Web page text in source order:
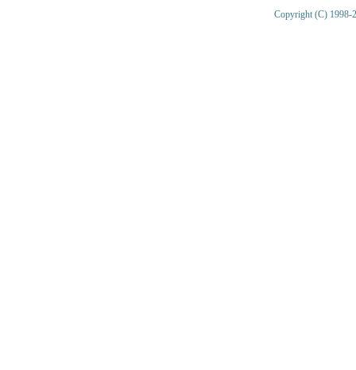
Copyright (C) 1998-